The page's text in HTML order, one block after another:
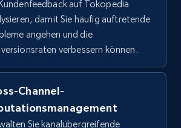
Breadcrumbs, Root category, and
auf Tokopedia
damit Sie häufig auftretende
angehen und die
verbessern können.
Channel-
Sie kanalübergreifende